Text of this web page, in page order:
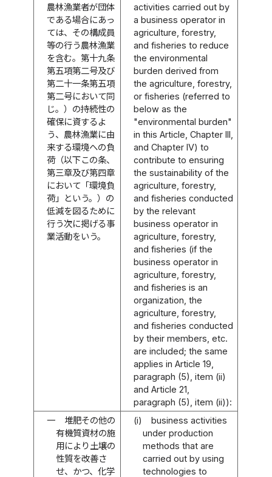
農林漁業者が団体
である場合にあっ
ては、その構成員
等の行う農林漁業
を含む。第十九条
第五項第二号及び
第二十一条第五項
第二号において同
じ。）の持続性の
確保に資するよ
う、農林漁業に由
来する環境への負
荷（以下この条、
第三章及び第四章
において「環境負
荷」という。）の
低減を図るために
行う次に掲げる事
業活動をいう。
activities carried out by
a business operator in
agriculture, forestry,
and fisheries to reduce
the environmental
burden derived from
the agriculture, forestry,
or fisheries (referred to
below as the
"environmental burden"
in this Article, Chapter III,
and Chapter IV) to
contribute to ensuring
the sustainability of the
agriculture, forestry,
and fisheries conducted
by the relevant
business operator in
agriculture, forestry,
and fisheries (if the
business operator in
agriculture, forestry,
and fisheries is an
organization, the
agriculture, forestry,
and fisheries conducted
by their members, etc.
are included; the same
applies in Article 19,
paragraph (5), item (ii)
and Article 21,
paragraph (5), item (ii)):
一
堆肥その他の
有機質資材の施
用により土壌の
性質を改善さ
せ、かつ、化学
(i)
business activities
under production
methods that are
carried out by using
technologies to